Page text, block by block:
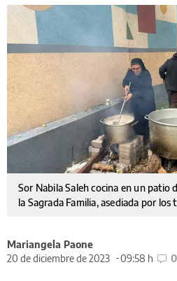
Sor Nabila Saleh cocina en un patio
la Sagrada Familia, asediada por los
Mariangela Paone
20 de diciembre de 2023
09:58 h 0